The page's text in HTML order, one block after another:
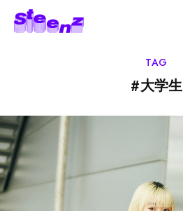
TAG
#大学生